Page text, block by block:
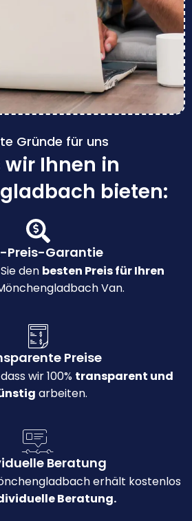
Gründe für uns
wir Ihnen in
bieten:
Preis-Garantie
den besten Preis für Ihren
Van.
Preise
wir 100% transparent und
arbeiten.
Beratung
erhält kostenlos
Beratung.